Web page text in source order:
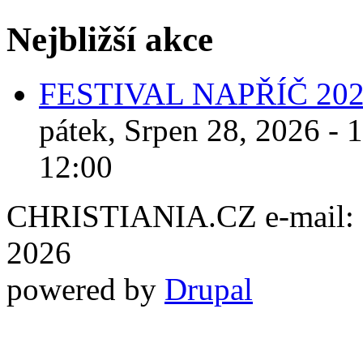
Nejbližší akce
FESTIVAL NAPŘÍČ
pátek, Srpen 28, 2026 -
12:00
CHRISTIANIA.CZ e-mail:
2026
powered by Drupal